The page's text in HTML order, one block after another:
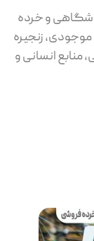
و خرده
زنجیره
منابع انسانی و